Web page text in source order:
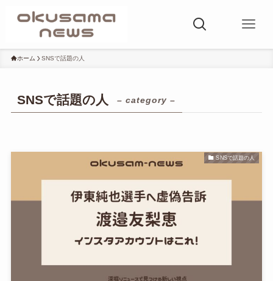
ホーム SNSで話題の人
SNSで話題の人 – category –
SNSで話題の人